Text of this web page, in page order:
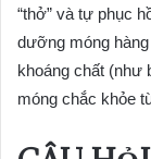
“thở” và tự phục
dưỡng móng
khoáng chất (như
móng chắc khỏe